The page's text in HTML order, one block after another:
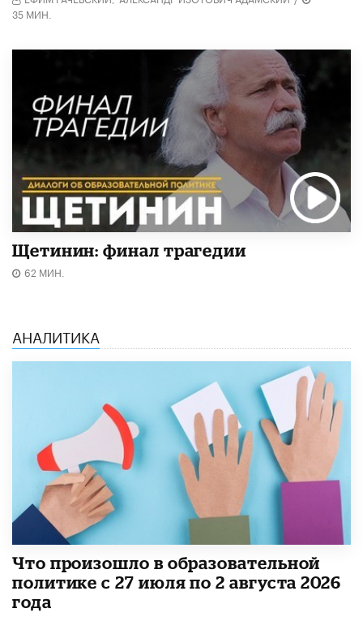
35 МИН.
Щетинин: финал трагедии
62 МИН.
АНАЛИТИКА
​Что произошло в образовательной
политике с 27 июля по 2 августа 2026
года